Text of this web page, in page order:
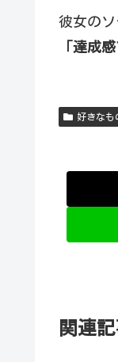
彼女のソ
「達成
好きなも
関連